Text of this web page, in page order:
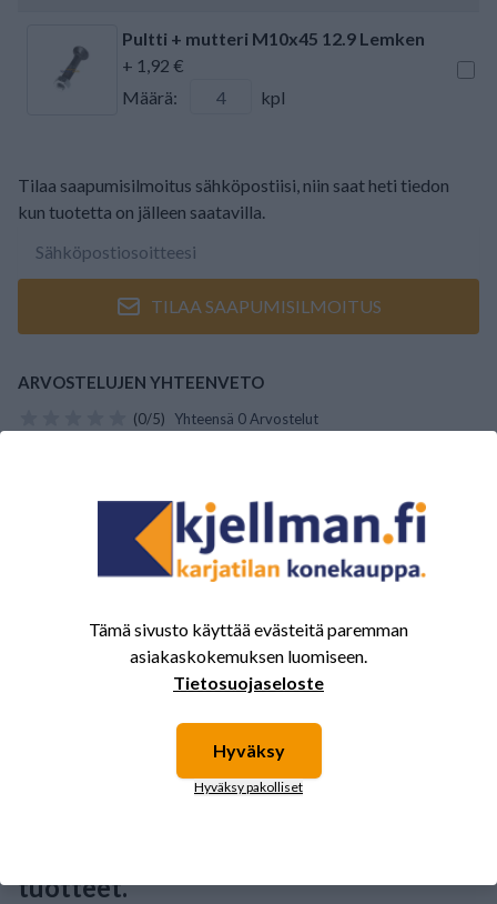
Pultti + mutteri M10x45 12.9 Lemken
+ 1,92 €
Määrä:
kpl
Tilaa saapumisilmoitus sähköpostiisi, niin saat heti tiedon
kun tuotetta on jälleen saatavilla.
TILAA SAAPUMISILMOITUS
ARVOSTELUJEN YHTEENVETO
(0/5) Yhteensä 0 Arvostelut
tuotteet.
Tämä sivusto käyttää evästeitä paremman
asiakaskokemuksen luomiseen.
Tietosuojaseloste
Hyväksy
Hyväksy pakolliset